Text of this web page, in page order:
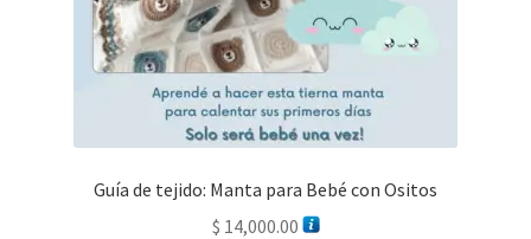
Guía de tejido: Manta para Bebé con Ositos
$ 14,000.00